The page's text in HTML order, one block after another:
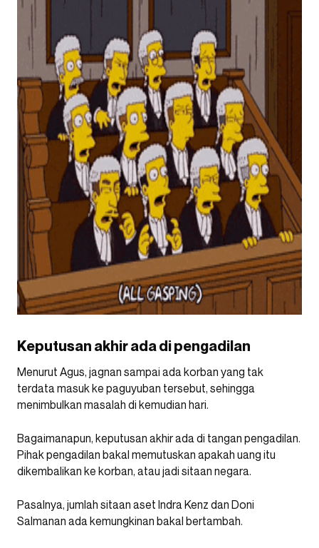
Keputusan akhir ada di pengadilan
Menurut Agus, jagnan sampai ada korban yang tak
terdata masuk ke paguyuban tersebut, sehingga
menimbulkan masalah di kemudian hari.
Bagaimanapun, keputusan akhir ada di tangan pengadilan.
Pihak pengadilan bakal memutuskan apakah uang itu
dikembalikan ke korban, atau jadi sitaan negara.
Pasalnya, jumlah sitaan aset Indra Kenz dan Doni
Salmanan ada kemungkinan bakal bertambah.